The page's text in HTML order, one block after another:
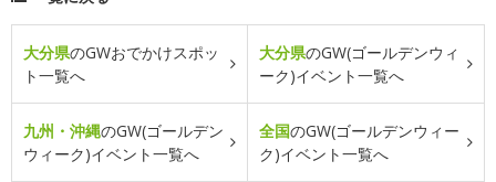
大分県のGWおでかけスポッ
ト一覧へ
大分県のGW(ゴールデンウィ
ーク)イベント一覧へ
九州・沖縄のGW(ゴールデン
ウィーク)イベント一覧へ
全国のGW(ゴールデンウィー
ク)イベント一覧へ